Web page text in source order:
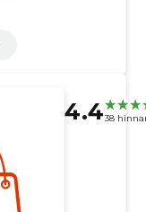
4.438